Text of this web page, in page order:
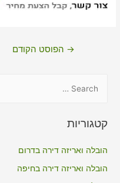
ניווט→ הפוסט הקודם
r
קטגוריות
הובלה ואריזה דירה בדרום
הובלה ואריזה דירה בחיפה